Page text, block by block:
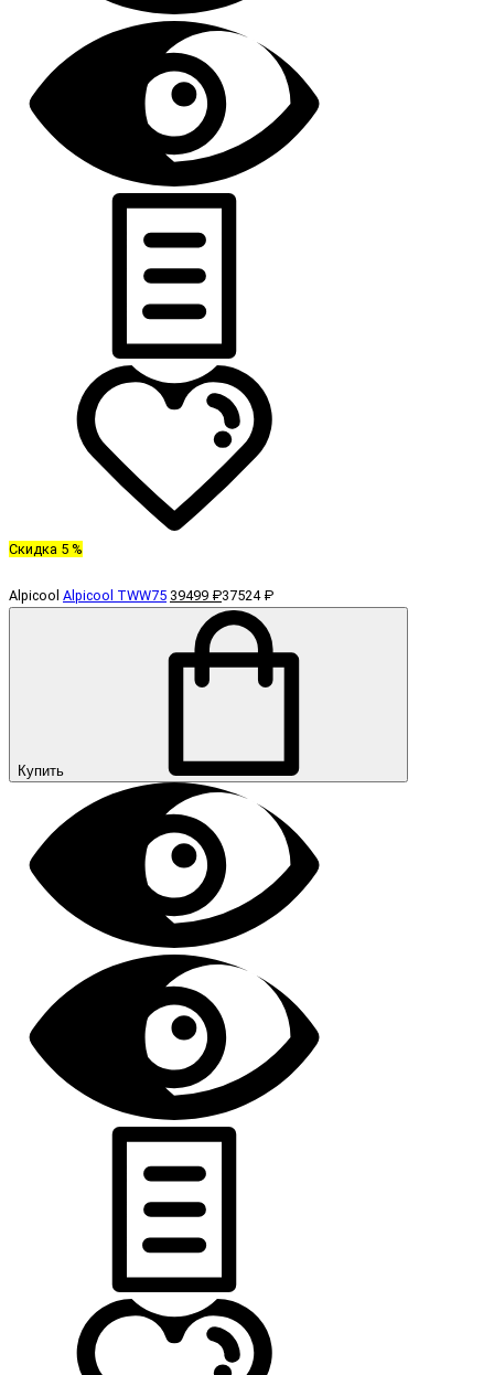
Скидка 5 %
Alpicool Alpicool TWW75 39499 ₽37524 ₽
Купить